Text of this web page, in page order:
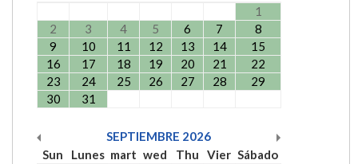
1
2
3 4 5 6 7
8
9
10 11 12 13 14
15
16
17 18 19 20 21
22
23
24 25 26 27 28
29
30
31
SEPTIEMBRE 2026
Sun
Lunes mart wed Thu Vier Sábado